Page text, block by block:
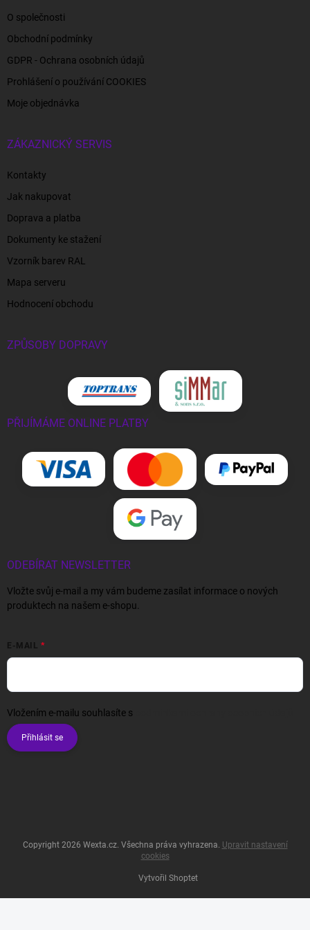
O společnosti
Obchodní podmínky
GDPR - Ochrana osobních údajů
Prohlášení o používání COOKIES
Moje objednávka
ZÁKAZNICKÝ SERVIS
Kontakty
Jak nakupovat
Doprava a platba
Dokumenty ke stažení
Vzorník barev RAL
Mapa serveru
Hodnocení obchodu
ZPŮSOBY DOPRAVY
PŘIJÍMÁME ONLINE PLATBY
ODEBÍRAT NEWSLETTER
Vložte svůj e-mail a my vám budeme zasílat informace o nových
produktech na našem e-shopu.
E-MAIL
Vložením e-mailu souhlasíte s
Přihlásit se
Vytvořil Shoptet
Copyright 2026 Wexta.cz. Všechna práva vyhrazena. Upravit nastavení
cookies